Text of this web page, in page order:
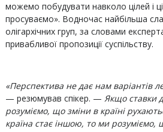
можемо побудувати навколо цілей і
просуваємо». Водночас найбільша
олігархічних груп, за словами
привабливої пропозиції суспільству.
«Перспектива не дає нам варіантів
— резюмував спікер. — Якщо ставки
розуміємо, що зміни в країні
країна стає іншою, то ми розуміємо,